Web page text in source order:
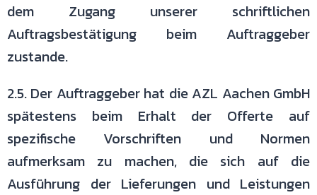
dem Zugang unserer schriftlichen
Auftragsbestätigung beim Auftraggeber
zustande.
2.5. Der Auftraggeber hat die AZL Aachen GmbH
spätestens beim Erhalt der Offerte auf
spezifische Vorschriften und Normen
aufmerksam zu machen, die sich auf die
Ausführung der Lieferungen und Leistungen